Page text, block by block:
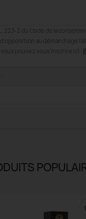
223-2 du Code de la
d'opposition au démarchage
vous pouvez vous inscrire ici :